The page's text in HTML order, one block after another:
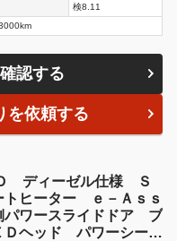
検8.11
認する
を依頼する
ディーゼル仕様 Ｓ
ヒーター ｅ－Ａｓｓ
ワースライドドア ブ
Ｄヘッド パワーシー